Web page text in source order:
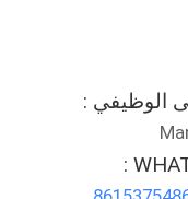
الوظيفي :